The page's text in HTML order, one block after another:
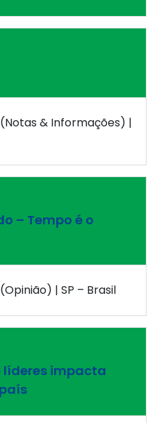
& Informações) |
– Tempo é o
| SP – Brasil
líderes impacta